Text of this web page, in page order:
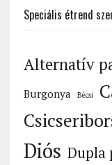
Speciális étrend
Alternatív
Burgonya Bécsi
Diós Dupla